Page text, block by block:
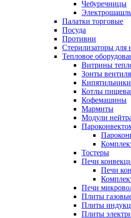
Чебуречницы
Палатки торговые
Посуда
Противни
Стерилизаторы для
Тепловое
Витрины
Зонты
Кипятильники
Котлы
Кофемашины
Мармиты
Модули
Тостеры
Печи
Печи
Печи
Плиты
Плиты
Плиты